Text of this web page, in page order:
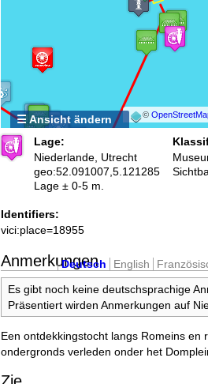
©
☰ Ansicht ändern
Lage:
Niederlande, Utrecht
geo:52.091007,5.121285
Lage ± 0-5 m.
Identifiers:
vici:place=18955
Anmerkungen
Deutsch English
Es gibt noch keine deutschsprachige
Präsentiert wirden Anmerkungen auf
Een ontdekkingstocht langs Romeins en
ondergronds verleden onder het